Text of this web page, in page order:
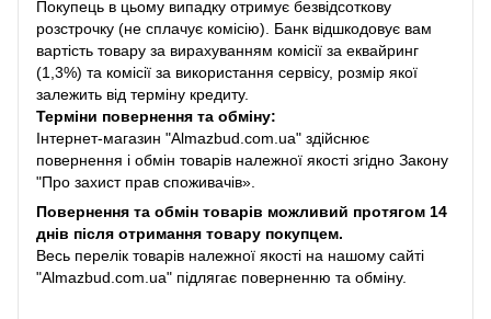
Покупець в цьому випадку отримує безвідсоткову
розстрочку (не сплачує комісію). Банк відшкодовує вам
вартість товару за вирахуванням комісії за еквайринг
(1,3%) та комісії за використання сервісу, розмір якої
залежить від терміну кредиту.
Терміни повернення та обміну:
Інтернет-магазин "Almazbud.com.ua" здійснює
повернення і обмін товарів належної якості згідно Закону
"Про захист прав споживачів».
Повернення та обмін товарів можливий протягом 14
днів після отримання товару покупцем.
Весь перелік товарів належної якості на нашому сайті
"Almazbud.com.ua" підлягає поверненню та обміну.